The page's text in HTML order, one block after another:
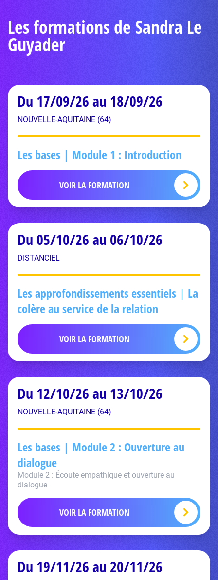
Les formations de Sandra Le
Guyader
Du 17/09/26 au 18/09/26
NOUVELLE-AQUITAINE (64)
Les bases | Module 1 : Introduction
VOIR LA FORMATION
Du 05/10/26 au 06/10/26
DISTANCIEL
Les approfondissements essentiels | La
colère au service de la relation
VOIR LA FORMATION
Du 12/10/26 au 13/10/26
NOUVELLE-AQUITAINE (64)
Les bases | Module 2 : Ouverture au
dialogue
Module 2 : Écoute empathique et ouverture au
dialogue
VOIR LA FORMATION
Du 19/11/26 au 20/11/26